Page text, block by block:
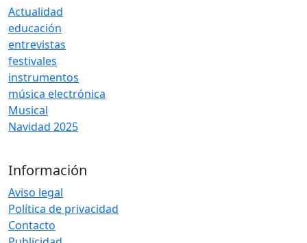
Actualidad
educación
entrevistas
festivales
instrumentos
música electrónica
Musical
Navidad 2025
Información
Aviso legal
Política de privacidad
Contacto